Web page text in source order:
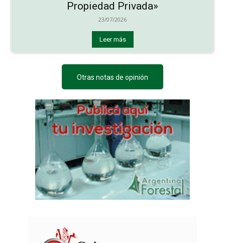
Propiedad Privada»
23/07/2026
Leer más
Otras notas de opinión